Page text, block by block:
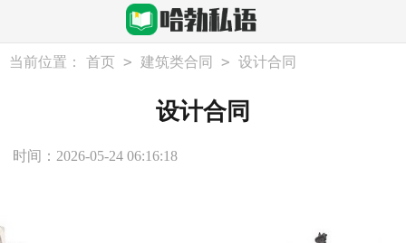
当前位置： 首页 > 建筑类合同 > 设计合同
设计合同
时间：2026-05-24 06:16:18